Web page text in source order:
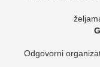
Odgovorni